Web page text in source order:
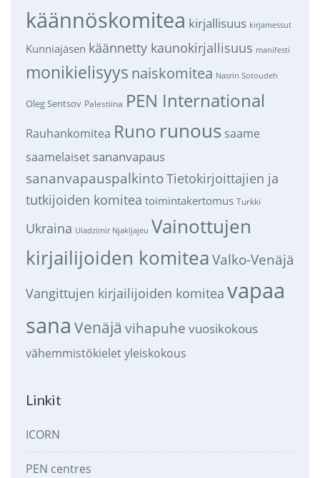
käännöskomitea kirjallisuus kirjamessut
Kunniajäsen käännetty kaunokirjallisuus manifesti
monikielisyys naiskomitea Nasrin Sotoudeh
Oleg Sentsov Palestiina PEN International
Rauhankomitea Runo runous saame
saamelaiset sananvapaus
sananvapauspalkintoTietokirjoittajien ja
tutkijoiden komitea toimintakertomus Turkki
Ukraina Uladzimir Njakljajeu Vainottujen
kirjailijoiden komitea Valko-Venäjä
Vangittujen kirjailijoiden komitea vapaa
sana Venäjä vihapuhe vuosikokous
vähemmistökieletyleiskokous
Linkit
ICORN
PEN centres